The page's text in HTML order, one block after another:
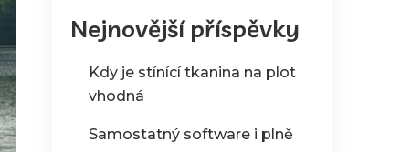
Nejnovější příspěvky
Kdy je stínící tkanina na plot
vhodná
Samostatný software i plně